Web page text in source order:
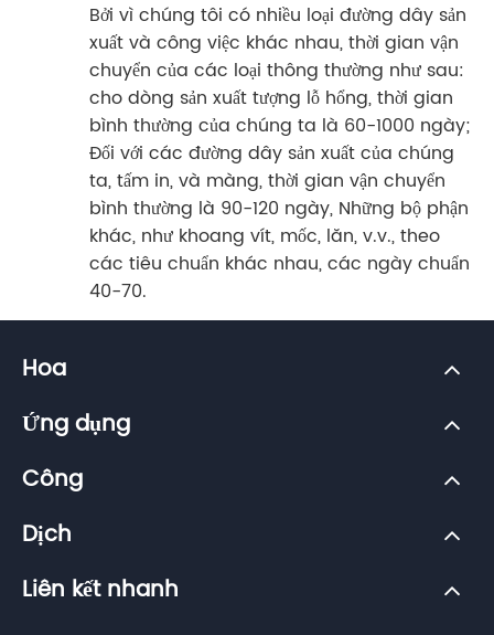
Bởi vì chúng tôi có nhiều loại đường dây sản
xuất và công việc khác nhau, thời gian vận
chuyển của các loại thông thường như sau:
cho dòng sản xuất tượng lỗ hổng, thời gian
bình thường của chúng ta là 60-1000 ngày;
Đối với các đường dây sản xuất của chúng
ta, tấm in, và màng, thời gian vận chuyển
bình thường là 90-120 ngày, Những bộ phận
khác, như khoang vít, mốc, lăn, v.v., theo
các tiêu chuẩn khác nhau, các ngày chuẩn
40-70.
Hoa
Ứng dụng
Công
Dịch
Liên kết nhanh